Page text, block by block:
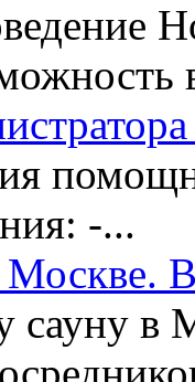
-...
сауну в